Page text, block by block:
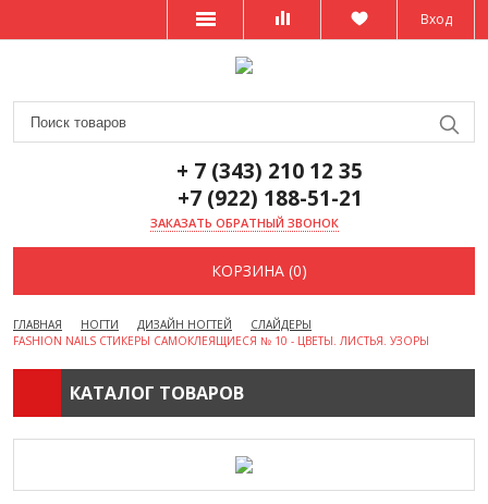
Вход
+ 7 (343) 210 12 35
+7 (922) 188-51-21
ЗАКАЗАТЬ ОБРАТНЫЙ ЗВОНОК
КОРЗИНА (0)
ГЛАВНАЯ НОГТИ ДИЗАЙН НОГТЕЙ
СЛАЙДЕРЫ
FASHION NAILS СТИКЕРЫ САМОКЛЕЯЩИЕСЯ № 10 - ЦВЕТЫ. ЛИСТЬЯ. УЗОРЫ
КАТАЛОГ ТОВАРОВ